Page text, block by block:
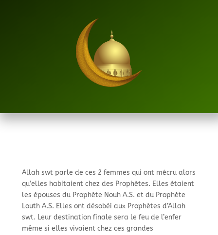
Allah swt parle de ces 2 femmes qui ont mécru alors
qu’elles habitaient chez des Prophètes. Elles étaient
les épouses du Prophète Nouh A.S. et du Prophète
Louth A.S. Elles ont désobéi aux Prophètes d’Allah
swt. Leur destination finale sera le feu de l’enfer
même si elles vivaient chez ces grandes